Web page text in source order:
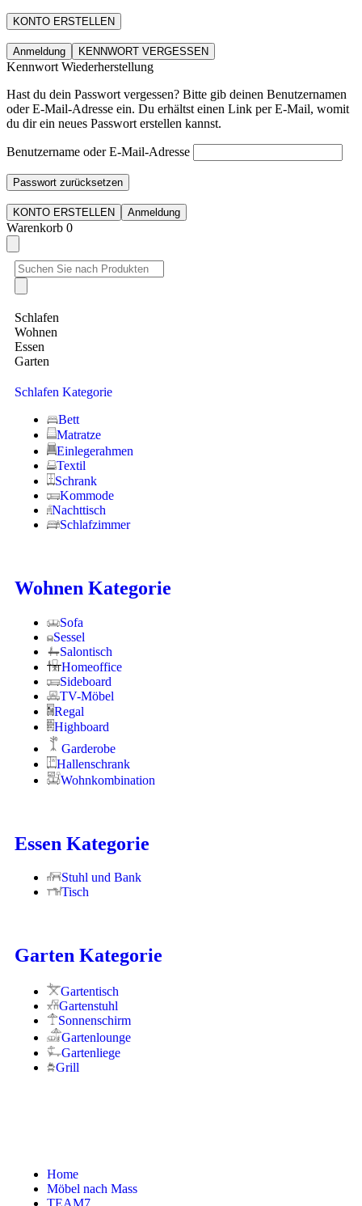
KONTO ERSTELLEN
Anmeldung KENNWORT VERGESSEN
Kennwort Wiederherstellung
Hast du dein Passwort vergessen? Bitte gib deinen Benutzernamen
oder E-Mail-Adresse ein. Du erhältst einen Link per E-Mail, womit
du dir ein neues Passwort erstellen kannst.
Benutzername oder E-Mail-Adresse
Passwort zurücksetzen
KONTO ERSTELLEN Anmeldung
Warenkorb 0
Schlafen
Wohnen
Essen
Garten
Schlafen Kategorie
Bett
Matratze
Einlegerahmen
Textil
Schrank
Kommode
Nachttisch
Schlafzimmer
Wohnen Kategorie
Sofa
Sessel
Salontisch
Homeoffice
Sideboard
TV-Möbel
Regal
Highboard
Garderobe
Hallenschrank
Wohnkombination
Essen Kategorie
Stuhl und Bank
Tisch
Garten Kategorie
Gartentisch
Gartenstuhl
Sonnenschirm
Gartenlounge
Gartenliege
Grill
Home
Möbel nach Mass